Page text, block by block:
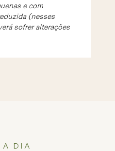
e com
(nesses
sofrer alterações
A DIA